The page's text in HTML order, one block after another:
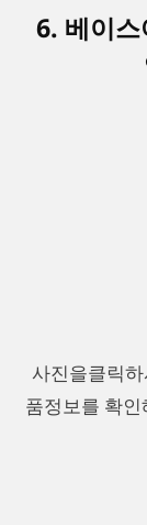
6. 베이
사진을클릭
품정보를 확